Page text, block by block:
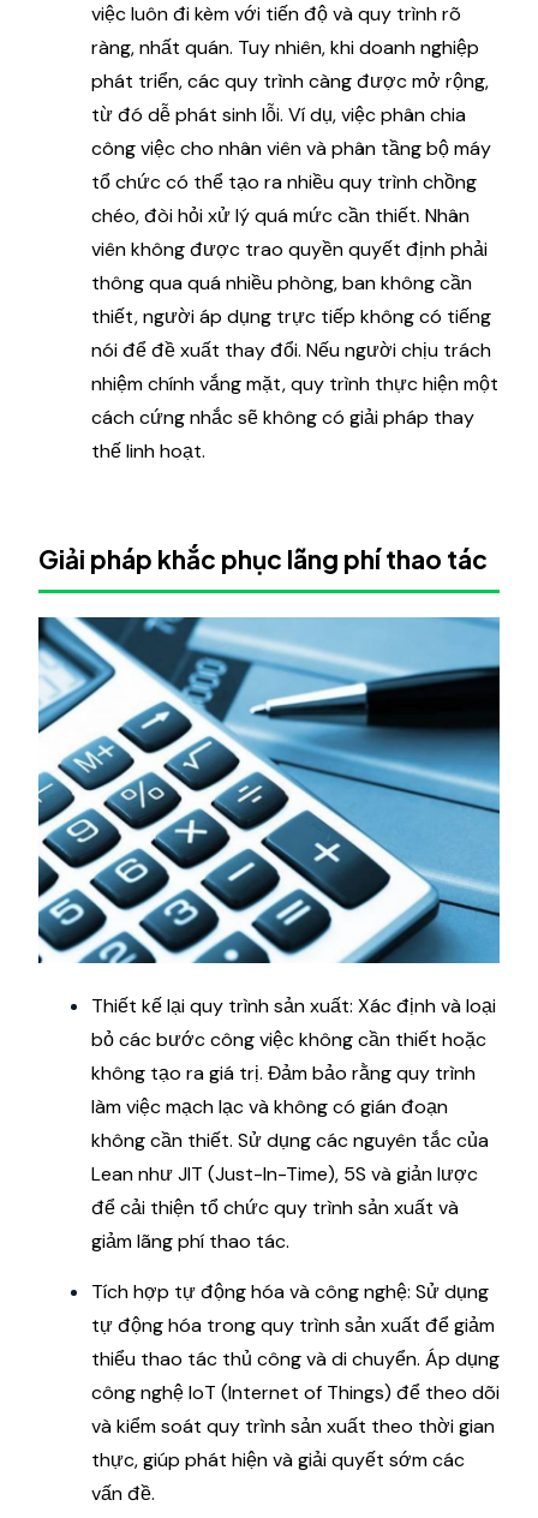
việc luôn đi kèm với tiến độ và quy trình rõ
ràng, nhất quán. Tuy nhiên, khi doanh nghiệp
phát triển, các quy trình càng được mở rộng,
từ đó dễ phát sinh lỗi. Ví dụ, việc phân chia
công việc cho nhân viên và phân tầng bộ máy
tổ chức có thể tạo ra nhiều quy trình chồng
chéo, đòi hỏi xử lý quá mức cần thiết. Nhân
viên không được trao quyền quyết định phải
thông qua quá nhiều phòng, ban không cần
thiết, người áp dụng trực tiếp không có tiếng
nói để đề xuất thay đổi. Nếu người chịu trách
nhiệm chính vắng mặt, quy trình thực hiện một
cách cứng nhắc sẽ không có giải pháp thay
thế linh hoạt.
Giải pháp khắc phục lãng phí thao tác
Thiết kế lại quy trình sản xuất: Xác định và loại
bỏ các bước công việc không cần thiết hoặc
không tạo ra giá trị. Đảm bảo rằng quy trình
làm việc mạch lạc và không có gián đoạn
không cần thiết. Sử dụng các nguyên tắc của
Lean như JIT (Just-In-Time), 5S và giản lược
để cải thiện tổ chức quy trình sản xuất và
giảm lãng phí thao tác.
Tích hợp tự động hóa và công nghệ: Sử dụng
tự động hóa trong quy trình sản xuất để giảm
thiểu thao tác thủ công và di chuyển. Áp dụng
công nghệ IoT (Internet of Things) để theo dõi
và kiểm soát quy trình sản xuất theo thời gian
thực, giúp phát hiện và giải quyết sớm các
vấn đề.